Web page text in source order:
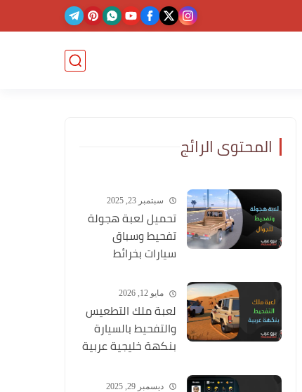
المحتوى الرائج
سبتمبر 23, 2025
تحميل لعبة هجولة
تفحيط وسباق
سيارات بخرائط
مايو 12, 2026
لعبة ملك التطعيس
والتفحيط بالسيارة
بنكهة خليجية عربية
ديسمبر 29, 2025